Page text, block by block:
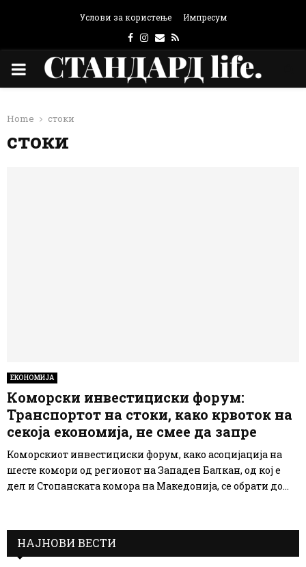
Услови за користење Импресум
Facebook
Instagram
Email
Rss
PRIMARY
Home стоки
стоки
ЕКОНОМИЈА
Коморски инвестициски форум:
Транспортот на стоки, како крвоток на
секоја економија, не смее да запре
Коморскиот инвестициски форум, како асоцијација на
шесте комори од регионот на Западен Балкан, од кој е
дел и Стопанската комора на Македонија, се обрати до...
НАЈНОВИ ВЕСТИ